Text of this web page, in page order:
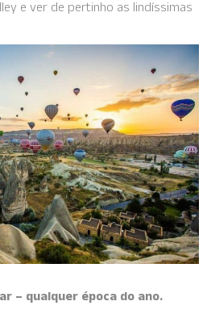
e ver de pertinho as lindíssimas
– qualquer época do ano.